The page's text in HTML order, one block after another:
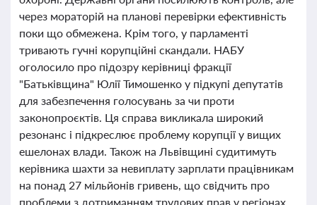
через мораторій на планові перевірки ефективність
поки що обмежена. Крім того, у парламенті
тривають гучні корупційні скандали. НАБУ
оголосило про підозру керівниці фракції
"Батьківщина" Юлії Тимошенко у підкупі депутатів
для забезпечення голосувань за чи проти
законопроєктів. Ця справа викликала широкий
резонанс і підкреслює проблему корупції у вищих
ешелонах влади. Також на Львівщині судитимуть
керівника шахти за невиплату зарплати працівникам
на понад 27 мільйонів гривень, що свідчить про
проблеми з дотриманням трудових прав у регіонах.